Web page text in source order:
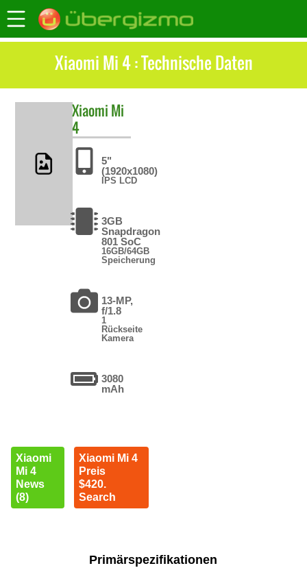
Xiaomi Mi 4 : Technische Daten
Xiaomi Mi
4
5"
(1920x1080)
IPS LCD
3GB
Snapdragon
801 SoC
16GB/64GB
Speicherung
13-MP,
f/1.8
1
Rückseite
Kamera
3080
mAh
Xiaomi
Mi 4
News
(8)
Xiaomi Mi 4
Preis
$420.
Search
Primärspezifikationen